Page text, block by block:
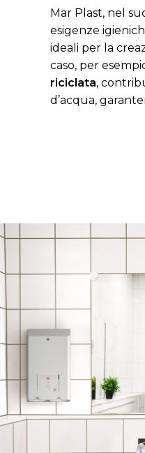
Mar Plast, nel
esigenze
ideali per la
caso, per
riciclata,
d’acqua,